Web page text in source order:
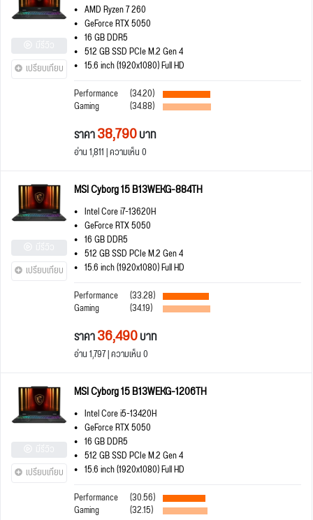
เปรียบเทียบ
AMD Ryzen 7 260
GeForce RTX 5050
16 GB DDR5
512 GB SSD PCIe M.2 Gen 4
15.6 inch (1920x1080) Full HD
Performance
(34.20)
Gaming (34.88)
ราคา38,790บาท
อ่าน 1,811 | ความเห็น 0
เปรียบเทียบ
MSI Cyborg 15 B13WEKG-884TH
Intel Core i7-13620H
GeForce RTX 5050
16 GB DDR5
512 GB SSD PCIe M.2 Gen 4
15.6 inch (1920x1080) Full HD
Performance
(33.28)
Gaming (34.19)
ราคา36,490บาท
อ่าน 1,797 | ความเห็น 0
เปรียบเทียบ
MSI Cyborg 15 B13WEKG-1206TH
Intel Core i5-13420H
GeForce RTX 5050
16 GB DDR5
512 GB SSD PCIe M.2 Gen 4
15.6 inch (1920x1080) Full HD
Performance
(30.56)
Gaming (32.15)